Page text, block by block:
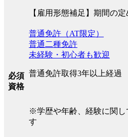
【雇用形態補足】期間の
必須
資格
普通免許（AT限定）
普通二種免許
未経験・初心者も歓迎
普通免許取得3年以上経過
※学歴や年齢、経験に関し
す